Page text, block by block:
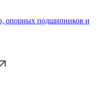
опорных подшипников и